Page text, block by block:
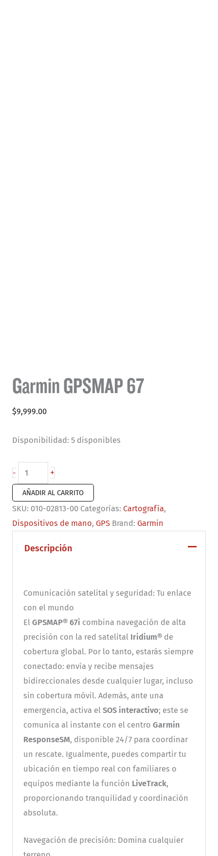
Garmin GPSMAP 67
$9,999.00
Disponibilidad: 5 disponibles
-
Garmin
GPSMAP
67
cantidad
+
AÑADIR AL CARRITO
SKU: 010-02813-00 Categorías: Cartografía,
Dispositivos de mano, GPS Brand: Garmin
Descripción
Comunicación satelital y seguridad: Tu enlace
con el mundo
El GPSMAP® 67i combina navegación de alta
precisión con la red satelital Iridium®de
cobertura global. Por lo tanto, estarás siempre
conectado: envía y recibe mensajes
bidireccionales desde cualquier lugar, incluso
sin cobertura móvil. Además, ante una
emergencia, activa el SOS interactivo; este se
comunica al instante con el centro Garmin
ResponseSM, disponible 24/7 para coordinar
un rescate. Igualmente, puedes compartir tu
ubicación en tiempo real con familiares o
equipos mediante la función LiveTrack,
proporcionando tranquilidad y coordinación
absoluta.
Navegación de precisión: Domina cualquier